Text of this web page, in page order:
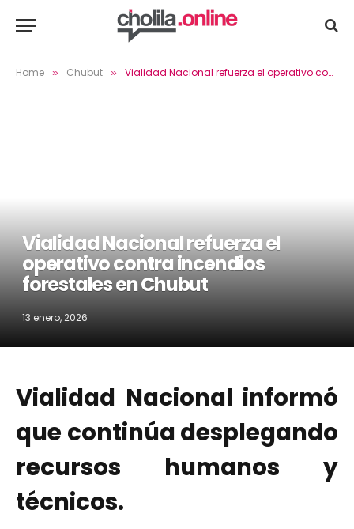
Home » Chubut » Vialidad Nacional refuerza el operativo contra incendios forestales en Chubut
Vialidad Nacional refuerza el
operativo contra incendios
forestales en Chubut
13 enero, 2026
Vialidad Nacional informó
que continúa desplegando
recursos humanos y
técnicos.